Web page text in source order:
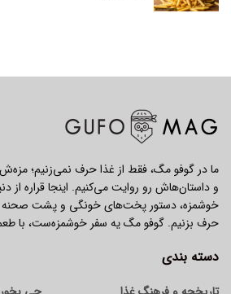
ما در گوفو مگ، فقط از غذا حرف نمی‌زنیم؛
و داستان‌هاش رو روایت می‌کنیم. اینجا قراره از
خوشمزه، دستور پخت‌های خونگی و پشت صحنه
حرف بزنیم. گوفو مگ یه سفر خوشمزه‌ست، با
دسته بندی